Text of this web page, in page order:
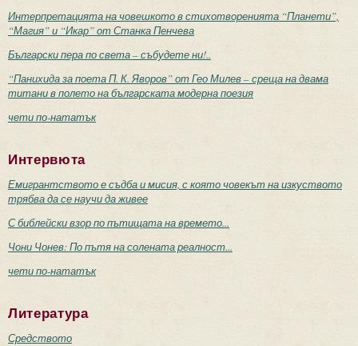
Интерпретацията на човешкото в стихотворенията “Планети”,
“Магия” и “Икар” от Станка Пенчева
Български пера по света – събудете ни!..
“Панихида за поета П. К. Яворов” от Гео Милев – среща на двама
титани в полето на българската модерна поезия
чети по-нататък
Интервюта
Емигрантството е съдба и мисия, с която човекът на изкуството
трябва да се научи да живее
С библейски взор по пътищата на времето...
Чони Чонев: По пътя на солената реалност...
чети по-нататък
Литература
Средството